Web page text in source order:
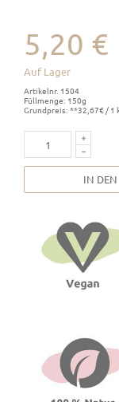
5,20 €
Auf Lager
Artikelnr. 1504
Füllmenge: 150g
Grundpreis: **32,67€ / 1
IN